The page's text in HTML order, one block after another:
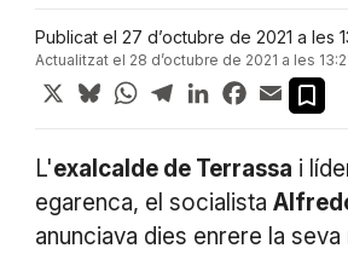
Publicat el 27 d’octubre de 2021 a les
Actualitzat el 28 d’octubre de 2021 a les
X BlueskyWhatsApp
TelegramLinkedInFacebook
Email
L'exalcalde de Terrassa i
egarenca, el socialista
anunciava dies enrere la seva